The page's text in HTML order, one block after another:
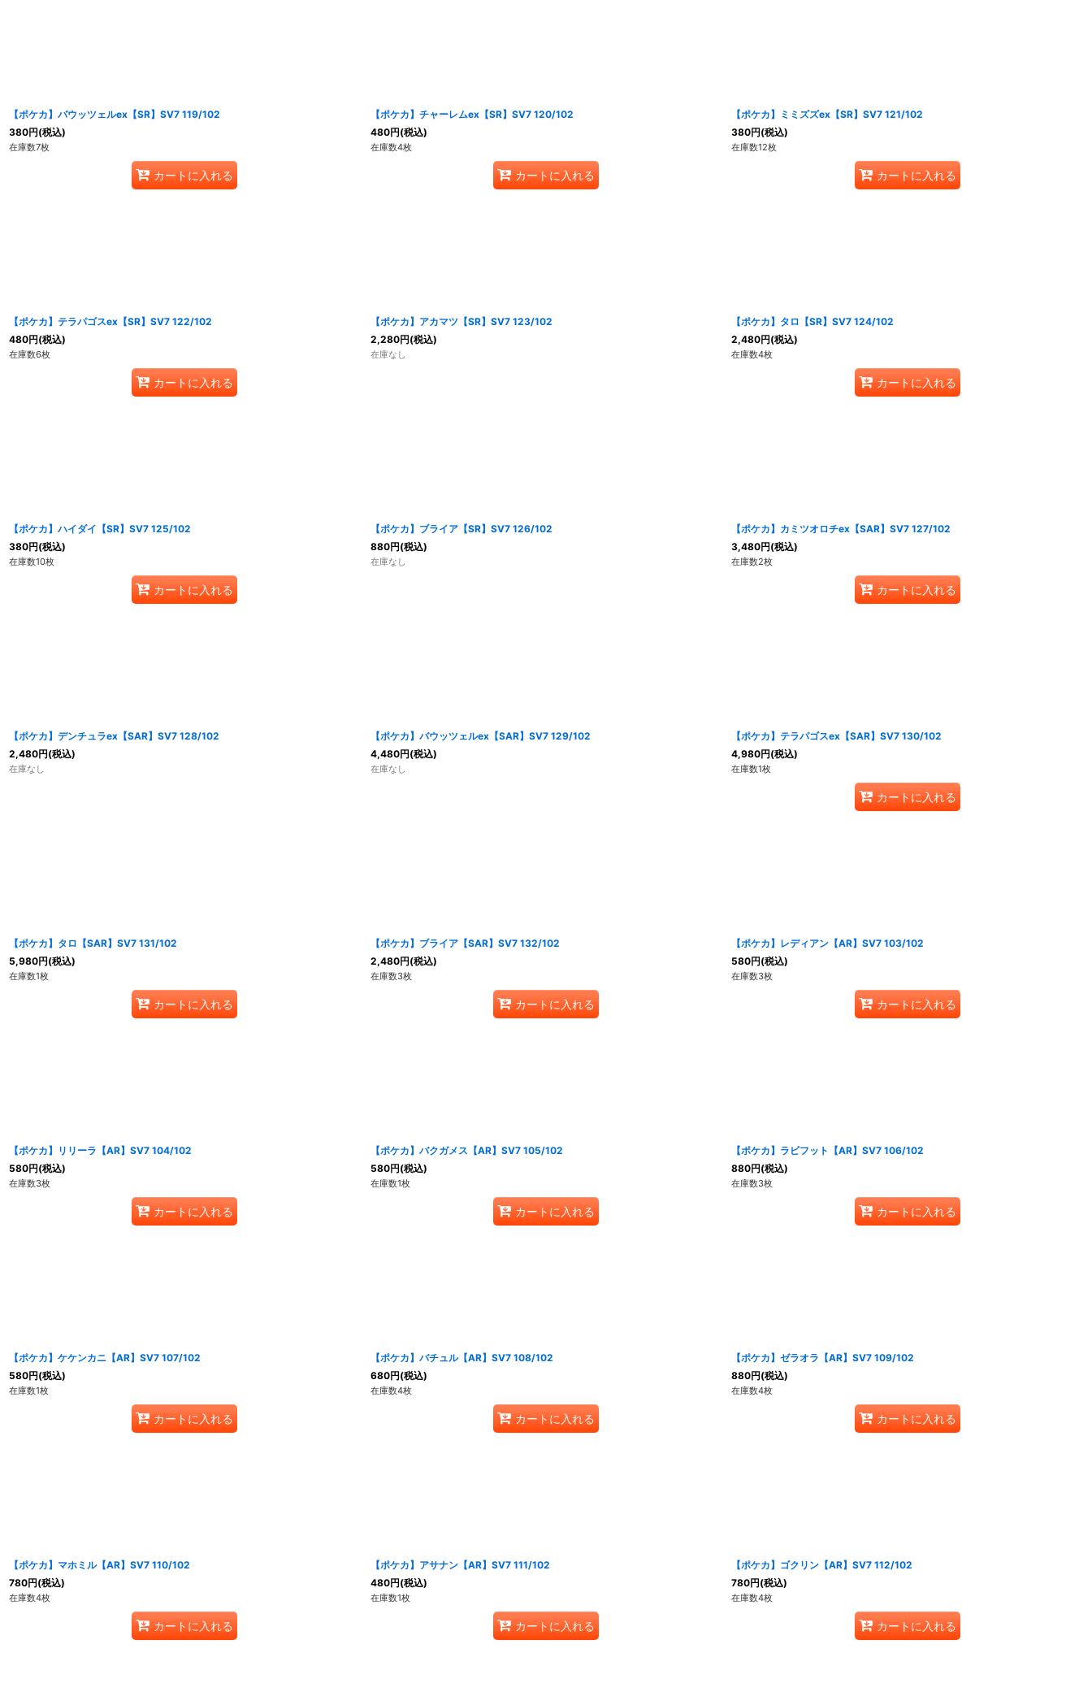
【ポケカ】バウッツェルex【SR】SV7 119/102
380円(税込)
在庫数7枚
カートに入れる
【ポケカ】チャーレムex【SR】SV7 120/102
480円(税込)
在庫数4枚
カートに入れる
【ポケカ】ミミズズex【SR】SV7 121/102
380円(税込)
在庫数12枚
カートに入れる
【ポケカ】テラパゴスex【SR】SV7 122/102
480円(税込)
在庫数6枚
カートに入れる
【ポケカ】アカマツ【SR】SV7 123/102
2,280円(税込)
在庫なし
【ポケカ】タロ【SR】SV7 124/102
2,480円(税込)
在庫数4枚
カートに入れる
【ポケカ】ハイダイ【SR】SV7 125/102
380円(税込)
在庫数10枚
カートに入れる
【ポケカ】ブライア【SR】SV7 126/102
880円(税込)
在庫なし
【ポケカ】カミツオロチex【SAR】SV7 127/102
3,480円(税込)
在庫数2枚
カートに入れる
【ポケカ】デンチュラex【SAR】SV7 128/102
2,480円(税込)
在庫なし
【ポケカ】バウッツェルex【SAR】SV7 129/102
4,480円(税込)
在庫なし
【ポケカ】テラパゴスex【SAR】SV7 130/102
4,980円(税込)
在庫数1枚
カートに入れる
【ポケカ】タロ【SAR】SV7 131/102
5,980円(税込)
在庫数1枚
カートに入れる
【ポケカ】ブライア【SAR】SV7 132/102
2,480円(税込)
在庫数3枚
カートに入れる
【ポケカ】レディアン【AR】SV7 103/102
580円(税込)
在庫数3枚
カートに入れる
【ポケカ】リリーラ【AR】SV7 104/102
580円(税込)
在庫数3枚
カートに入れる
【ポケカ】バクガメス【AR】SV7 105/102
580円(税込)
在庫数1枚
カートに入れる
【ポケカ】ラビフット【AR】SV7 106/102
880円(税込)
在庫数3枚
カートに入れる
【ポケカ】ケケンカニ【AR】SV7 107/102
580円(税込)
在庫数1枚
カートに入れる
【ポケカ】バチュル【AR】SV7 108/102
680円(税込)
在庫数4枚
カートに入れる
【ポケカ】ゼラオラ【AR】SV7 109/102
880円(税込)
在庫数4枚
カートに入れる
【ポケカ】マホミル【AR】SV7 110/102
780円(税込)
在庫数4枚
カートに入れる
【ポケカ】アサナン【AR】SV7 111/102
480円(税込)
在庫数1枚
カートに入れる
【ポケカ】ゴクリン【AR】SV7 112/102
780円(税込)
在庫数4枚
カートに入れる